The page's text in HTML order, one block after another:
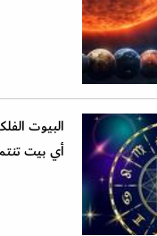
البيوت
أي بيت